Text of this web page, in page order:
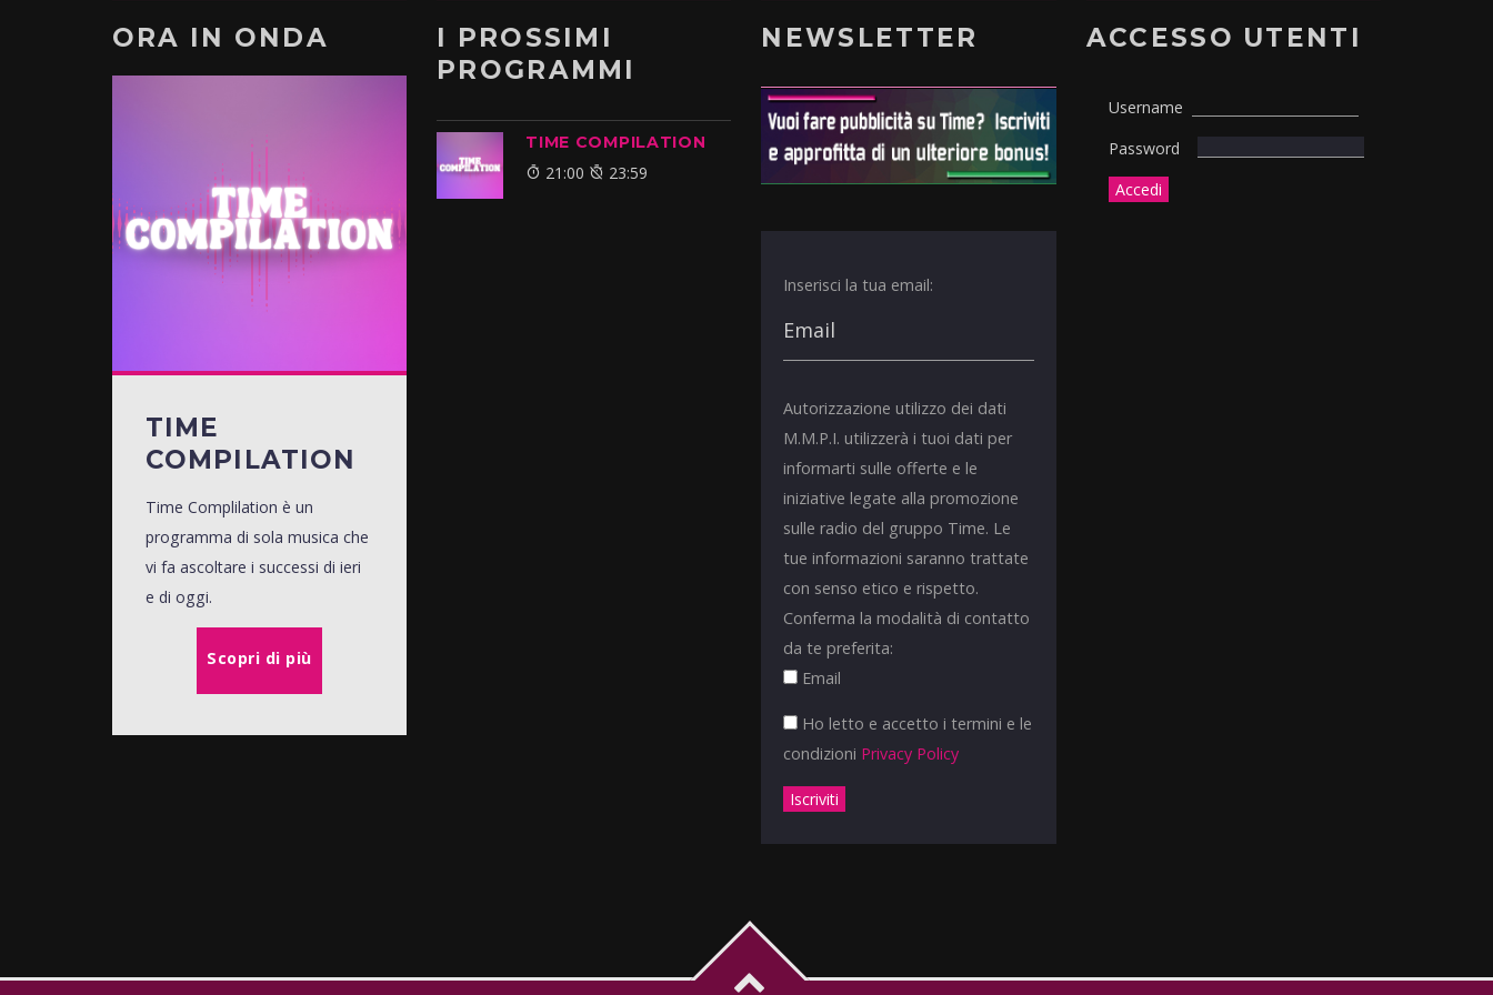
ORA IN ONDA
TIME
COMPILATION
Time Complilation è un
programma di sola musica che
vi fa ascoltare i successi di ieri
e di oggi.
Scopri di più
I PROSSIMI
PROGRAMMI
TIME COMPILATION
21:00 23:59
NEWSLETTER
Inserisci la tua email:
Autorizzazione utilizzo dei dati
M.M.P.I. utilizzerà i tuoi dati per
informarti sulle offerte e le
iniziative legate alla promozione
sulle radio del gruppo Time. Le
tue informazioni saranno trattate
con senso etico e rispetto.
Conferma la modalità di contatto
da te preferita:
Email
Ho letto e accetto i termini e le
condizioni Privacy Policy
ACCESSO UTENTI
Username
Password